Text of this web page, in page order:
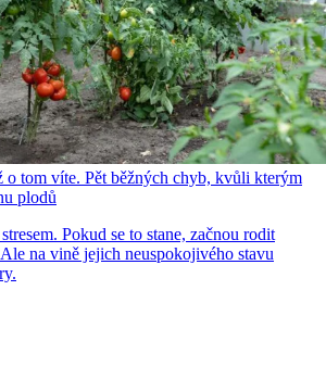
o tom víte. Pět běžných chyb, kvůli kterým
plodů
Pokud se to stane, začnou rodit
na vině jejich neuspokojivého stavu